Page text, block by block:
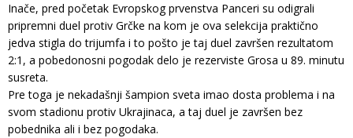
Inače, pred početak Evropskog prvenstva Panceri su odigrali
pripremni duel protiv Grčke na kom je ova selekcija praktično
jedva stigla do trijumfa i to pošto je taj duel završen rezultatom
2:1, a pobedonosni pogodak delo je rezerviste Grosa u 89. minutu
susreta.
Pre toga je nekadašnji šampion sveta imao dosta problema i na
svom stadionu protiv Ukrajinaca, a taj duel je završen bez
pobednika ali i bez pogodaka.